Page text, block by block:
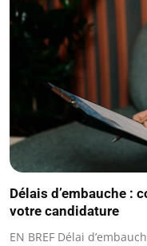
Délais d’embauche :
votre candidature
EN BREF Délai